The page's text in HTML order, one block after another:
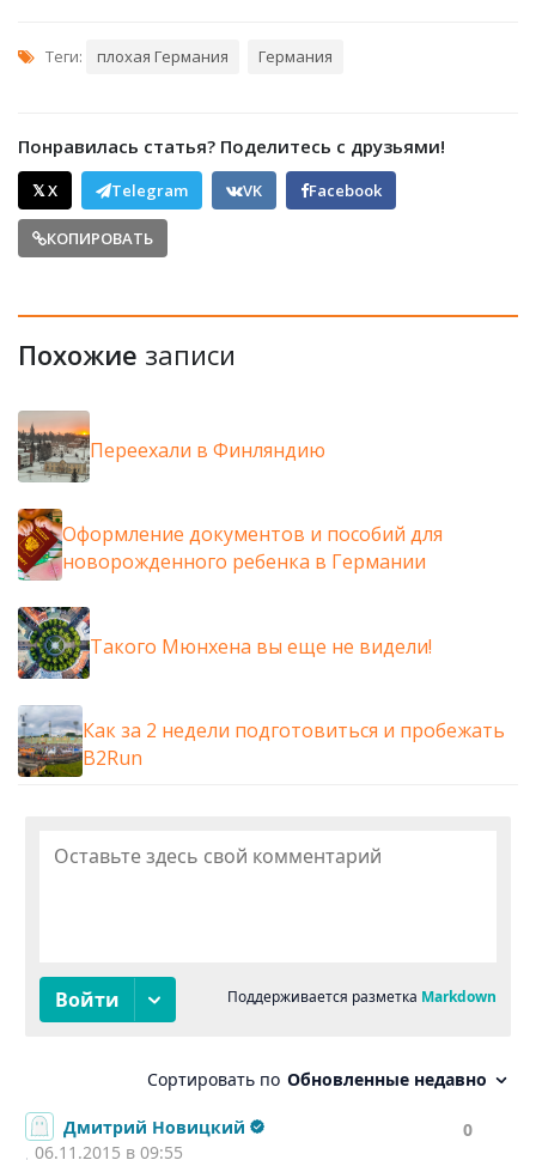
Теги: плохая Германия Германия
Понравилась статья? Поделитесь с друзьями!
𝕏 X Telegram VK Facebook
КОПИРОВАТЬ
Похожие записи
Переехали в Финляндию
Оформление документов и пособий для
новорожденного ребенка в Германии
Такого Мюнхена вы еще не видели!
Как за 2 недели подготовиться и пробежать
B2Run